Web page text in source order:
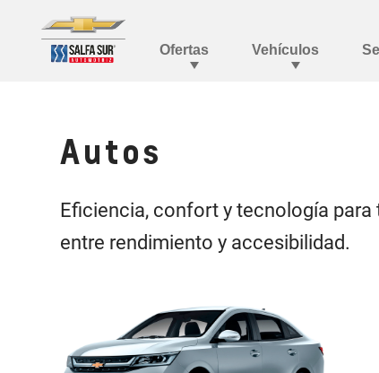
Autos
Eficiencia, confort y tecnología
entre rendimiento y accesibilidad.